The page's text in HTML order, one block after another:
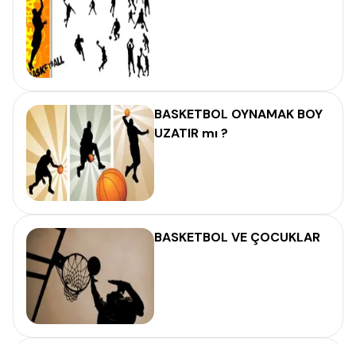
BASKETBOL OYNAMAK BOY
UZATIR mı ?
BASKETBOL VE ÇOCUKLAR